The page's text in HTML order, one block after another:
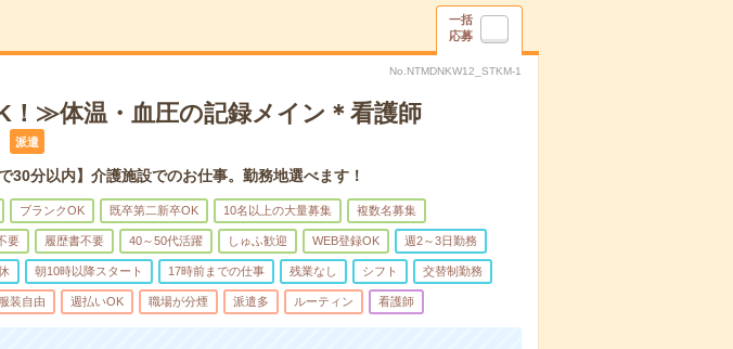
一括
応募
No.NTMDNKW12_STKM-1
≫体温・血圧の記録メイン＊看護師
派遣
30分以内】介護施設でのお仕事。勤務地選べます！
ブランクOK 既卒第二新卒OK 10名以上の大量募集 複数名募集
要 履歴書不要 40～50代活躍 しゅふ歓迎 WEB登録OK 週2～3日勤務
朝10時以降スタート 17時前までの仕事 残業なし シフト 交替制勤務
服装自由 週払いOK 職場が分煙 派遣多 ルーティン 看護師